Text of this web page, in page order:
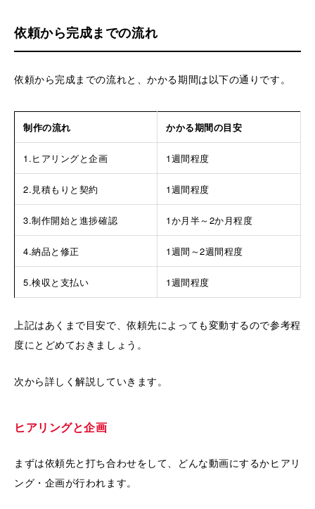
依頼から完成までの流れ
依頼から完成までの流れと、かかる期間は以下の通りです。
制作の流れ かかる期間の目安
1.ヒアリングと企画 1週間程度
2.見積もりと契約 1週間程度
3.制作開始と進捗確認 1か月半～2か月程度
4.納品と修正 1週間～2週間程度
5.検収と支払い 1週間程度
上記はあくまで目安で、依頼先によっても変動するので参考程
度にとどめておきましょう。
次から詳しく解説していきます。
ヒアリングと企画
まずは依頼先と打ち合わせをして、どんな動画にするかヒアリ
ング・企画が行われます。